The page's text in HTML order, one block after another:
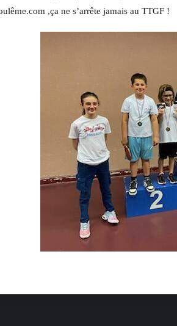
,ça ne s’arrête jamais au TTGF !